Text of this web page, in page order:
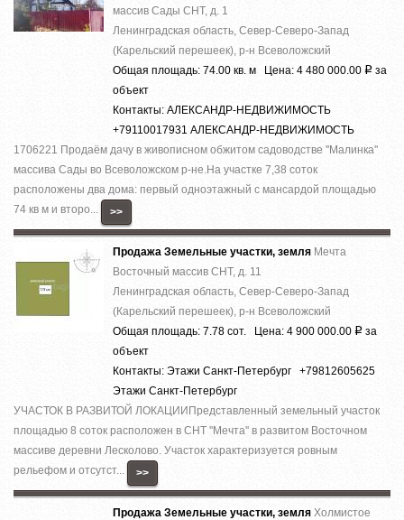
массив Сады СНТ, д. 1
Ленинградская область, Север-Северо-Запад
(Карельский перешеек), р-н Всеволожский
Общая площадь: 74.00 кв. м Цена: 4 480 000.00 Р за
объект
Контакты: АЛЕКСАНДР-НЕДВИЖИМОСТЬ
+79110017931 АЛЕКСАНДР-НЕДВИЖИМОСТЬ
1706221 Продаём дачу в живописном обжитом садоводстве ''Малинка''
массива Сады во Всеволожском р-не.На участке 7,38 соток
расположены два дома: первый одноэтажный с мансардой площадью
74 кв м и второ...
>>
Продажа Земельные участки, земля Мечта
Восточный массив СНТ, д. 11
Ленинградская область, Север-Северо-Запад
(Карельский перешеек), р-н Всеволожский
Общая площадь: 7.78 сот. Цена: 4 900 000.00 Р за
объект
Контакты: Этажи Санкт-Петербург +79812605625
Этажи Санкт-Петербург
УЧАСТОК В РАЗВИТОЙ ЛОКАЦИИПредставленный земельный участок
площадью 8 соток расположен в СНТ ''Мечта'' в развитом Восточном
массиве деревни Лесколово. Участок характеризуется ровным
рельефом и отсутст...
>>
Продажа Земельные участки, земля Холмистое